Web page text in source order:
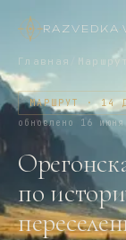
RAZVEDKA·
Главная
МАРШРУТ · 14
обновлено 16
по